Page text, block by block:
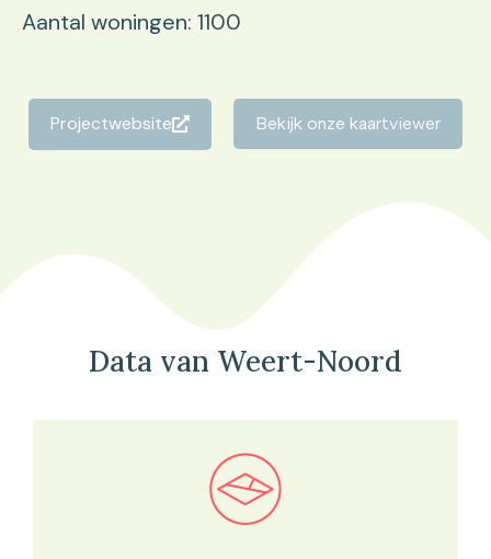
Aantal woningen: 1100
Projectwebsite Bekijk onze kaartviewer
Data van Weert-Noord
Bekijk in onze kaartviewer